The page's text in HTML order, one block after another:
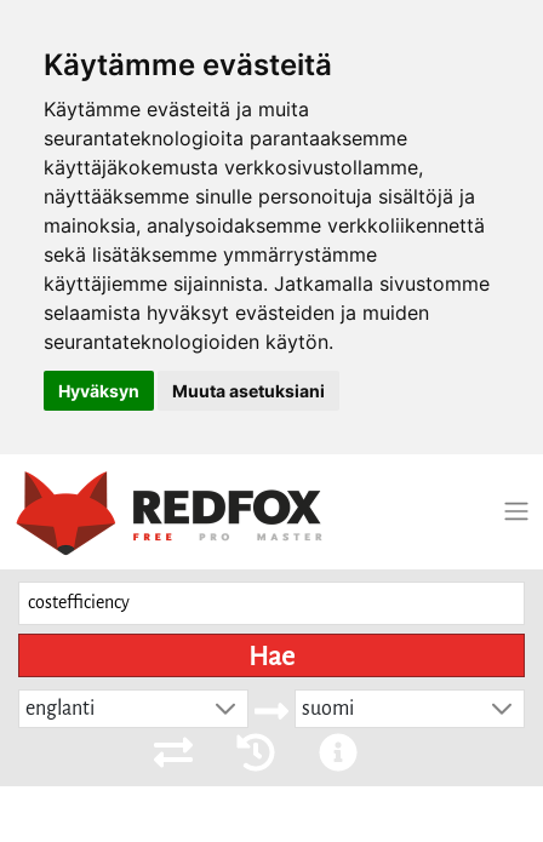
Käytämme evästeitä
Käytämme evästeitä ja muita
seurantateknologioita parantaaksemme
käyttäjäkokemusta verkkosivustollamme,
näyttääksemme sinulle personoituja sisältöjä ja
mainoksia, analysoidaksemme verkkoliikennettä
sekä lisätäksemme ymmärrystämme
käyttäjiemme sijainnista. Jatkamalla sivustomme
selaamista hyväksyt evästeiden ja muiden
seurantateknologioiden käytön.
Hyväksyn Muuta asetuksiani
Hae
englanti suomi